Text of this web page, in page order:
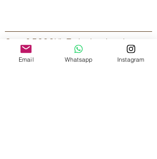
© 2026 BCOQUI · Todos los derechos
reservados
B C O Q U I
Email Whatsapp Instagram